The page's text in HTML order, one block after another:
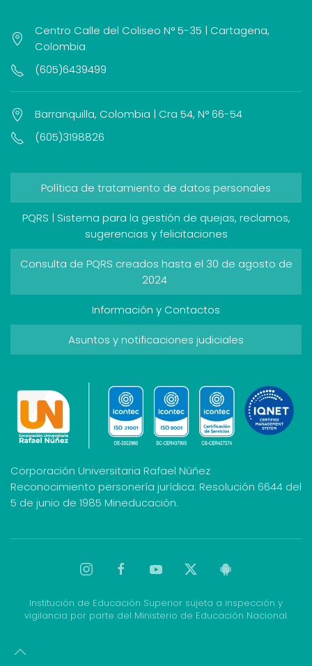
Centro Calle del Coliseo N° 5-35 | Cartagena,
Colombia
(605)6439499
Barranquilla, Colombia | Cra 54, N° 66-54
(605)3198826
Política de tratamiento de datos personales
PQRS | Sistema para la gestión de quejas, reclamos,
sugerencias y felicitaciones
Consulta de PQRS creados hasta el 30 de agosto de
2024
Información y Contactos
Asuntos y notificaciones judiciales
Corporación Universitaria Rafael Núñez
Reconocimiento personería jurídica: Resolución 6644 del
5 de junio de 1985 Mineducación.
Institución de Educación Superior sujeta a inspección y
vigilancia por parte del Ministerio de Educación Nacional.